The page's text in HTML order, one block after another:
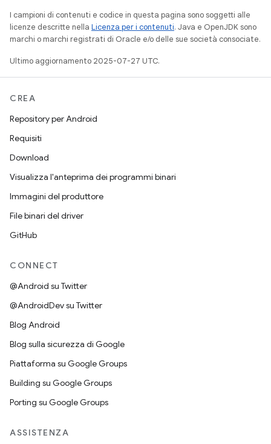
I campioni di contenuti e codice in questa pagina sono soggetti alle
licenze descritte nella Licenza per i contenuti. Java e OpenJDK sono
marchi o marchi registrati di Oracle e/o delle sue società consociate.
Ultimo aggiornamento 2025-07-27 UTC.
CREA
Repository per Android
Requisiti
Download
Visualizza l'anteprima dei programmi binari
Immagini del produttore
File binari del driver
GitHub
CONNECT
@Android su Twitter
@AndroidDev su Twitter
Blog Android
Blog sulla sicurezza di Google
Piattaforma su Google Groups
Building su Google Groups
Porting su Google Groups
ASSISTENZA